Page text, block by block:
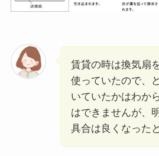
賃貸の時は換気扇
使っていたので、
いていたかはわか
はできませんが、
具合は良くなった